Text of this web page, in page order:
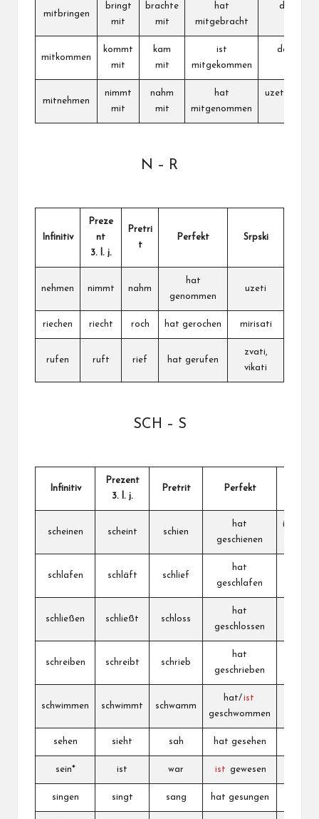
mitbringen
bringt
mit
brachte
mit
hat
mitgebracht
doneti sa
mitkommen
kommt
mit
kam
mit
ist
mitgekommen
doći/ ići
mitnehmen
nimmt
mit
nahm
mit
hat
mitgenommen
uzeti/
N – R
Infinitiv
Preze
nt
3. l. j.
Pretri
t
Perfekt Srpski
nehmen nimmt nahm
hat
genommen
uzeti
riechen riecht roch hat gerochen mirisati
rufen ruft rief hat gerufen
zvati,
vikati
SCH – S
Infinitiv
Prezent
3. l. j.
Pretrit Perfekt
scheinen scheint schien
hat
geschienen
schlafen schläft schlief
hat
geschlafen
schließen schließt schloss
hat
geschlossen
schreiben schreibt schrieb
hat
geschrieben
schwimmen schwimmt schwamm
hat/ist
geschwommen
sehen sieht sah hat gesehen
sein* ist war ist gewesen
singen singt sang hat gesungen